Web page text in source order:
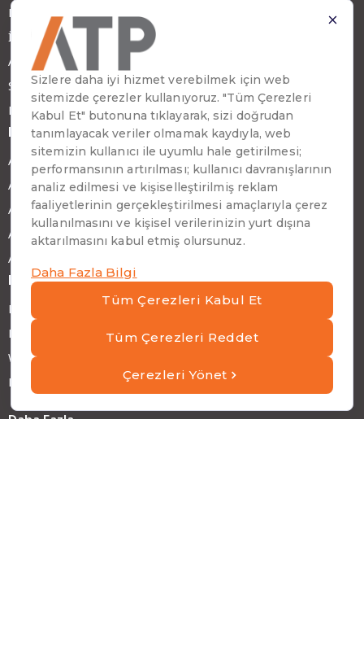
Bulut Bilişim ve AI
İş Çözümleri
Altyapı ve Güvenli
Sistem Çözümleri
BT Hizmetleri
Markalar
ATP Zenia
ATP Tradesoft
ATP Digital
ATP GreenX
ATP RobotX
Haber ve Makaleler
Blog ve Yazılar
Haberler
Webinar ve Teknoloji Sohbetleri
Başarı Hikayeleri
Daha Fazla